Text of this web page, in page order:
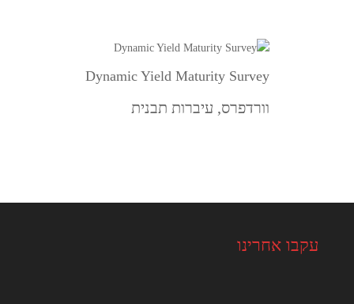
Dynamic Yield Maturity Survey
וורדפרס, עיברות תבנית
עקבו אחרינו